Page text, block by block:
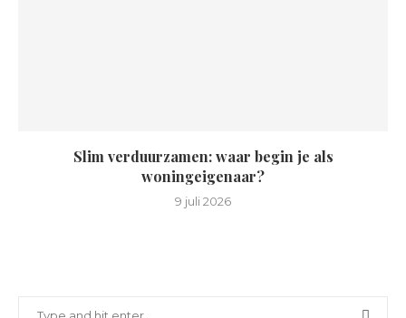
Slim verduurzamen: waar begin je als
woningeigenaar?
9 juli 2026